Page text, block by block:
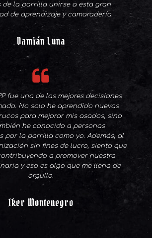
de la parrilla unirse a esta gran
de aprendizaje y camaradería.
Damián Luna
fue una de las mejores decisiones
No solo he aprendido nuevas
para mejorar mis asados, sino
he conocido a personas
por la parrilla como yo. Además, al
sin fines de lucro, siento que
a promover nuestra
y eso es algo que me llena de
orgullo.
Iker Montenegro